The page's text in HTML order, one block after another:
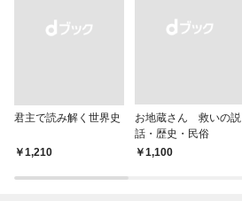
君主で読み解く世界史
￥1,210
お地蔵さん 救いの説
話・歴史・民俗
￥1,100